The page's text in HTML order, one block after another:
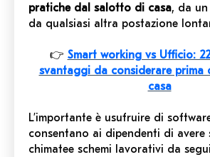
pratiche dal salotto di casa, da
da qualsiasi altra postazione
👉 Smart working vs Ufficio:
svantaggi da considerare prima
casa
L’importante è usufruire di
consentano ai dipendenti di
chimatee schemi lavorativi da